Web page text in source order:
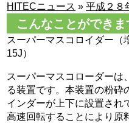
HITECニュース »平成２８
こんなことができま
スーパーマスコロイダー
15J）
スーパーマスコローダーは
る装置です。本装置の粉砕
インダーが上下に設置され
高速回転することにより原